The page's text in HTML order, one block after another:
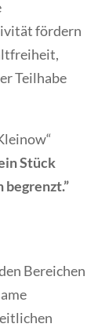
fördern
Teilhabe
Stück
Bereichen